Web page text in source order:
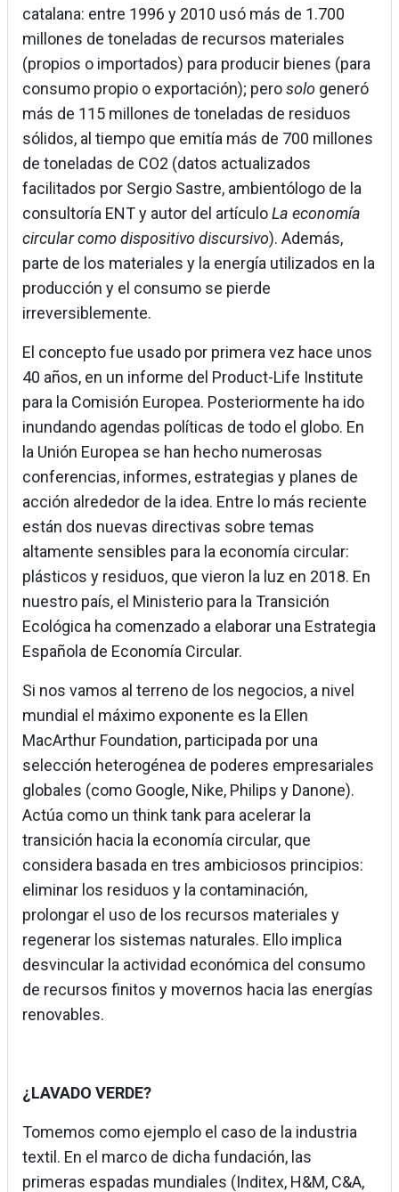
catalana: entre 1996 y 2010 usó más de 1.700
millones de toneladas de recursos materiales
(propios o importados) para producir bienes (para
consumo propio o exportación); perosolo generó
más de 115 millones de toneladas de residuos
sólidos, al tiempo que emitía más de 700 millones
de toneladas de CO2 (datos actualizados
facilitados por Sergio Sastre, ambientólogo de la
consultoría ENT y autor del artículoLa economía
circular como dispositivo discursivo). Además,
parte de los materiales y la energía utilizados en la
producción y el consumo se pierde
irreversiblemente.
El concepto fue usado por primera vez hace unos
40 años, en un informe del Product-Life Institute
para la Comisión Europea. Posteriormente ha ido
inundando agendas políticas de todo el globo. En
la Unión Europea se han hecho numerosas
conferencias, informes, estrategias y planes de
acción alrededor de la idea. Entre lo más reciente
están dos nuevas directivas sobre temas
altamente sensibles para la economía circular:
plásticos y residuos, que vieron la luz en 2018. En
nuestro país, el Ministerio para la Transición
Ecológica ha comenzado a elaborar una Estrategia
Española de Economía Circular.
Si nos vamos al terreno de los negocios, a nivel
mundial el máximo exponente es la Ellen
MacArthur Foundation, participada por una
selección heterogénea de poderes empresariales
globales (como Google, Nike, Philips y Danone).
Actúa como un think tank para acelerar la
transición hacia la economía circular, que
considera basada en tres ambiciosos principios:
eliminar los residuos y la contaminación,
prolongar el uso de los recursos materiales y
regenerar los sistemas naturales. Ello implica
desvincular la actividad económica del consumo
de recursos finitos y movernos hacia las energías
renovables.
¿LAVADO VERDE?
Tomemos como ejemplo el caso de la industria
textil. En el marco de dicha fundación, las
primeras espadas mundiales (Inditex, H&M, C&A,